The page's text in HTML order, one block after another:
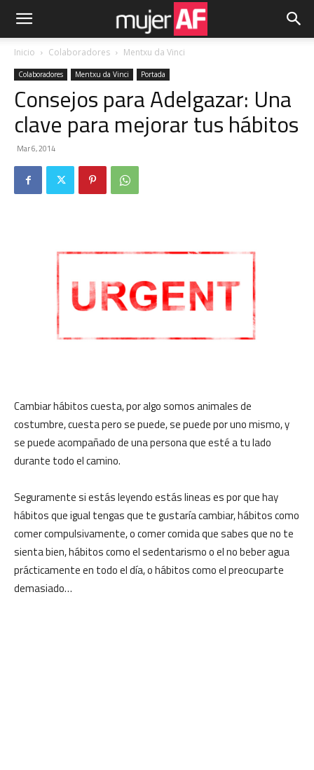
Inicio Colaboradores Mentxu da Vinci
Colaboradores Mentxu da Vinci Portada
Consejos para Adelgazar: Una
clave para mejorar tus hábitos
Mar 6, 2014
Cambiar hábitos cuesta, por algo somos animales de
costumbre, cuesta pero se puede, se puede por uno mismo, y
se puede acompañado de una persona que esté a tu lado
durante todo el camino.
Seguramente si estás leyendo estás lineas es por que hay
hábitos que igual tengas que te gustaría cambiar, hábitos como
comer compulsivamente, o comer comida que sabes que no te
sienta bien, hábitos como el sedentarismo o el no beber agua
prácticamente en todo el día, o hábitos como el preocuparte
demasiado…